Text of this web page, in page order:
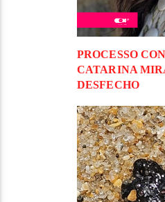
PROCESSO
CATARINA
DESFECHO